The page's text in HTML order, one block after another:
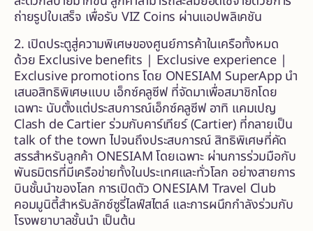
ถ่ายรูปใบเสร็จ เพื่อรับ VIZ Coins ผ่านแอปพลิเคชัน
2. เปิดประตูสู่ความพิเศษของศูนย์การค้าในเครือทั้งหมด
ด้วย Exclusive benefits | Exclusive experience |
Exclusive promotions โดย ONESIAM SuperApp นำ
เสนอสิทธิพิเศษแบบ เอ็กซ์คลูซีฟ ที่จัดมาเพื่อสมาชิกโดย
เฉพาะ นับตั้งแต่ประสบการณ์เอ็กซ์คลูซีฟ อาทิ แคมเปญ
Clash de Cartier ร่วมกับคาร์เทียร์ (Cartier) ที่กลายเป็น
talk of the town ไปจนถึงประสบการณ์ สิทธิพิเศษที่คัด
สรรสำหรับลูกค้า ONESIAM โดยเฉพาะ ผ่านการร่วมมือกับ
พันธมิตรที่มีเครือข่ายทั้งในประเทศและทั่วโลก อย่างสายการ
บินชั้นนำของโลก การเปิดตัว ONESIAM Travel Club
คอมมูนิตี้สำหรับลักซ์ซูรี่ไลฟ์สไตล์ และการผนึกกำลังร่วมกับ
โรงพยาบาลชั้นนำ เป็นต้น